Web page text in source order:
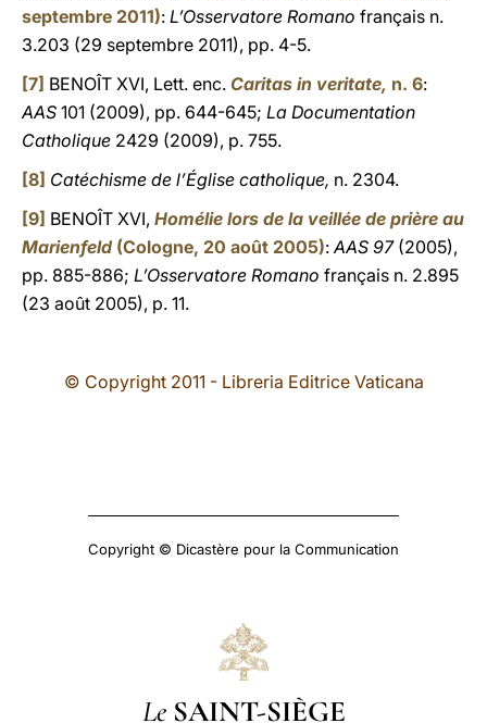
septembre 2011): L’Osservatore Romano français n.
3.203 (29 septembre 2011), pp. 4-5.
[7] BENOÎT XVI, Lett. enc. Caritas in veritate, n. 6:
AAS 101 (2009), pp. 644-645; La Documentation
Catholique 2429 (2009), p. 755.
[8] Catéchisme de l’Église catholique, n. 2304.
[9] BENOÎT XVI, Homélie lors de la veillée de prière au
Marienfeld (Cologne, 20 août 2005):AAS 97 (2005),
pp. 885-886; L’Osservatore Romano français n. 2.895
(23 août 2005), p. 11.
© Copyright 2011 - Libreria Editrice Vaticana
Copyright © Dicastère pour la Communication
Le SAINT-SIÈGE